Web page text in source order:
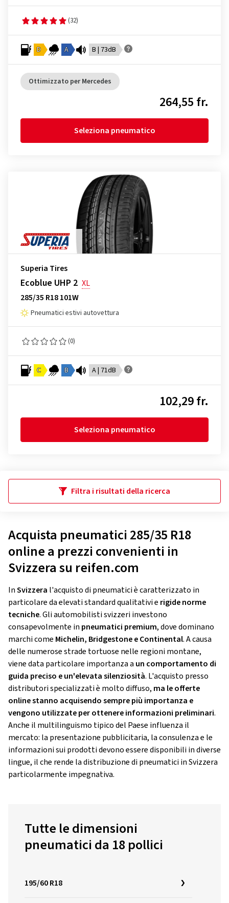
(32)
D A B | 73dB
Ottimizzato per Mercedes
264,55 fr.
Seleziona pneumatico
Superia Tires
Ecoblue UHP 2 XL
285/35 R18 101W
Pneumatici estivi autovettura
(0)
C B A | 71dB
102,29 fr.
Seleziona pneumatico
Filtra i risultati della ricerca
Acquista pneumatici 285/35 R18
online a prezzi convenienti in
Svizzera su reifen.com
InSvizzera l'acquisto di pneumatici è caratterizzato in
particolare da elevati standard qualitativi e rigide norme
tecniche. Gli automobilisti svizzeri investono
consapevolmente in pneumatici premium, dove dominano
marchi come Michelin, Bridgestone e Continental. A causa
delle numerose strade tortuose nelle regioni montane,
viene data particolare importanza a un comportamento di
guida preciso e un'elevata silenziosità. L'acquisto presso
distributori specializzati è molto diffuso, ma le offerte
online stanno acquisendo sempre più importanza e
vengono utilizzate per ottenere informazioni preliminari.
Anche il multilinguismo tipico del Paese influenza il
mercato: la presentazione pubblicitaria, la consulenza e le
informazioni sui prodotti devono essere disponibili in diverse
lingue, il che rende la distribuzione di pneumatici in Svizzera
particolarmente impegnativa.
Tutte le dimensioni
pneumatici da 18 pollici
195/60 R18